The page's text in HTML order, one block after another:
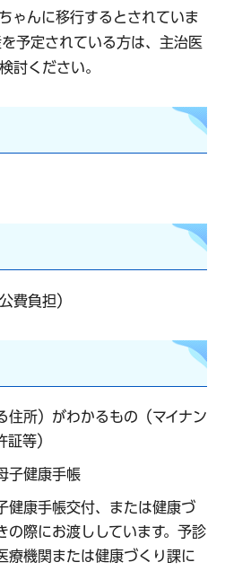
ゃんに移行するとされていま
予定されている方は、主治医
討ください。
費負担）
住所）がわかるもの（マイナン
証等）
子健康手帳
健康手帳交付、または健康づ
の際にお渡ししています。予診
療機関または健康づくり課に